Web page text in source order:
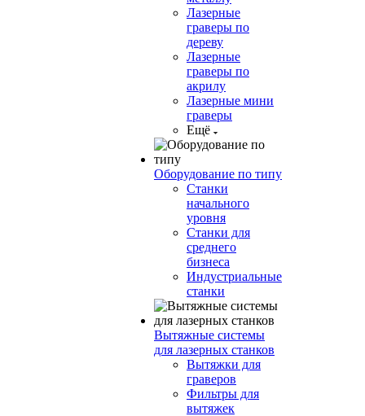
Лазерные
граверы по
дереву
Лазерные
граверы по
акрилу
Лазерные мини
граверы
Ещё
Оборудование по типу
Cтанки
начального
уровня
Станки для
среднего
бизнеса
Индустриальные
станки
Вытяжные системы
для лазерных станков
Вытяжки для
граверов
Фильтры для
вытяжек